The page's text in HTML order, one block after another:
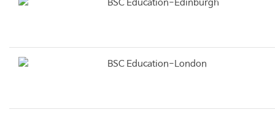
BSC Education-Edinburgh
BSC Education-London